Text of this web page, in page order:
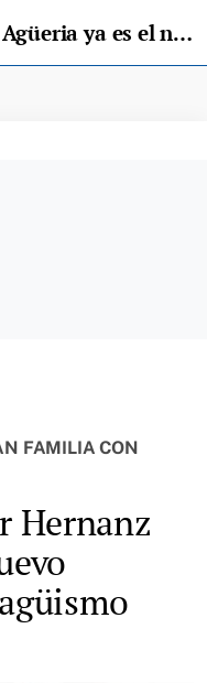
El parragués Javier Hernanz Agüeria ya es el nuevo presidente del Piragüismo Español
FAMILIA CON
Hernanz